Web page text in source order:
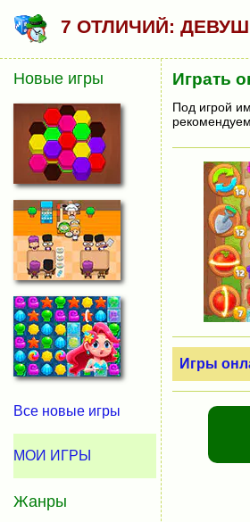
7 ОТЛИЧИЙ:
Играть
Под игрой
Игры
Новые игры
Все новые игры
МОИ ИГРЫ
Жанры